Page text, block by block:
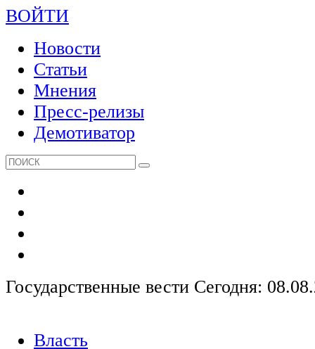
ВОЙТИ
Новости
Статьи
Мнения
Пресс-релизы
Демотиватор
Государственные вести Сегодня:
Власть